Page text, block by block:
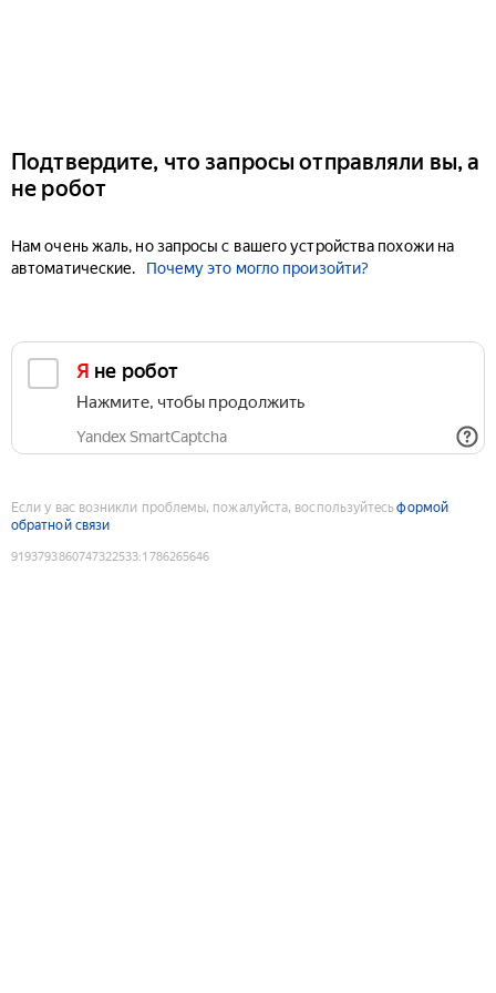
Подтвердите, что запросы отправляли вы, а
не робот
Нам очень жаль, но запросы с вашего устройства похожи на
автоматические.
Почему это могло произойти?
Я не робот
Нажмите, чтобы продолжить
Yandex SmartCaptcha
Если у вас возникли проблемы, пожалуйста, воспользуйтесьформой
обратной связи
9193793860747322533:1786265646